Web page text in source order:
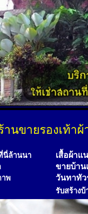
านขายรองเท้า
นี่ล้านนา เสื้อผ้า
ขายบ้า
าพ วันทาทัว
รับสร้างบ้